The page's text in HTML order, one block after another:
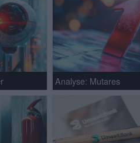
Analyse: Mutares